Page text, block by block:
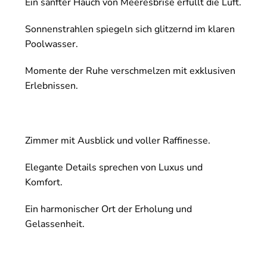
Sonnenstrahlen spiegeln sich glitzernd im klaren
Poolwasser.
Momente der Ruhe verschmelzen mit exklusiven
Erlebnissen.
Zimmer mit Ausblick und voller Raffinesse.
Elegante Details sprechen von Luxus und
Komfort.
Ein harmonischer Ort der Erholung und
Gelassenheit.